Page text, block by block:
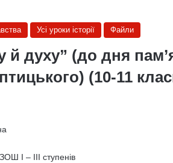
Усі уроки історії Файли
й духу” (до дня
(10-11
І – ІІІ ступенів